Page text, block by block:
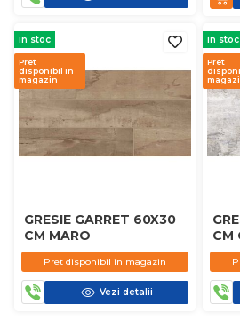
in stoc
Pret
disponibil in
magazin
GRESIE GARRET 60X30
CM MARO
Pret disponibil in magazin
Vezi detalii
in stoc
Pret
CM